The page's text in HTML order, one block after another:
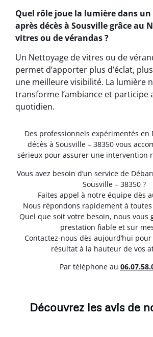
Quel rôle joue la lumière dans un
après décès à Sousville grâce au
vitres ou de vérandas ?
Un Nettoyage de vitres ou de
permet d’apporter plus d’éclat,
une meilleure visibilité. La lumière
transforme l’ambiance et participe
quotidien.
Des professionnels expérimentés en
décès à Sousville – 38350 vous
sérieux pour assurer une intervention
Vous avez besoin d’un service de
Sousville – 38350 ?
Faites appel à notre équipe dès
Nous répondons rapidement à
Quel que soit votre besoin, nous vous
prestation fiable et sur
Contactez-nous dès aujourd’hui
résultat à la hauteur de vos
Par téléphone au
Découvrez les avis de